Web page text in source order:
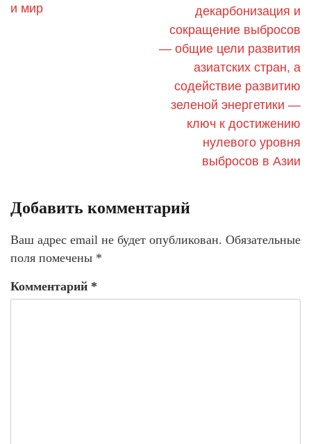
и мир
декарбонизация и
сокращение выбросов
— общие цели развития
азиатских стран, а
содействие развитию
зеленой энергетики —
ключ к достижению
нулевого уровня
выбросов в Азии
Добавить комментарий
Ваш адрес email не будет опубликован. Обязательные
поля помечены *
Комментарий *